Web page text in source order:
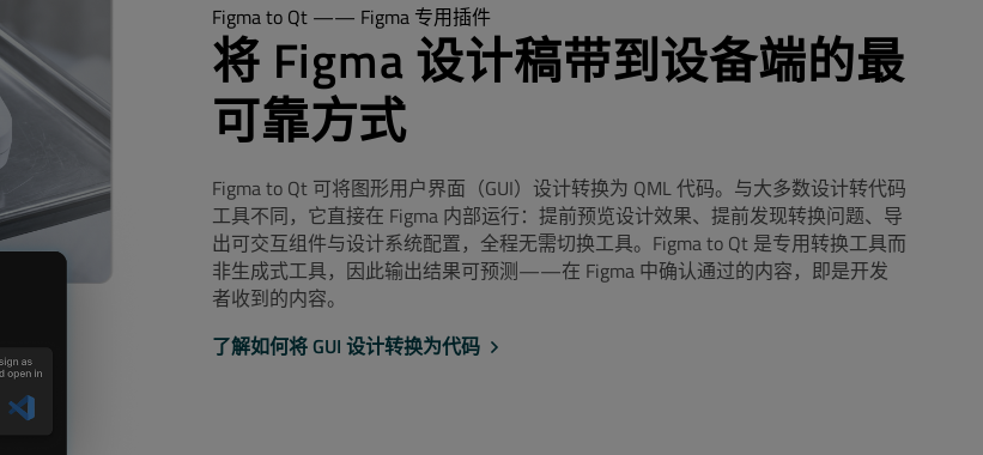
Figma to Qt —— Figma 专用插件
将 Figma 设计稿带到设备端的最
可靠方式
Figma to Qt 可将图形用户界面（GUI）设计转换为 QML 代码。与大多数设计转代码
工具不同，它直接在 Figma 内部运行：提前预览设计效果、提前发现转换问题、导
出可交互组件与设计系统配置，全程无需切换工具。Figma to Qt 是专用转换工具而
非生成式工具，因此输出结果可预测——在 Figma 中确认通过的内容，即是开发
者收到的内容。
了解如何将 GUI 设计转换为代码